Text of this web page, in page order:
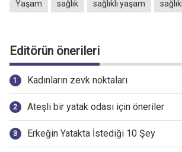
Yaşam sağlık sağlıklı yaşam
Editörün önerileri
Kadınların zevk noktaları
Ateşli bir yatak odası için öneriler
Erkeğin Yatakta İstediği 10 Şey